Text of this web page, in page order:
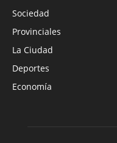
Sociedad
Provinciales
La Ciudad
Deportes
Economía